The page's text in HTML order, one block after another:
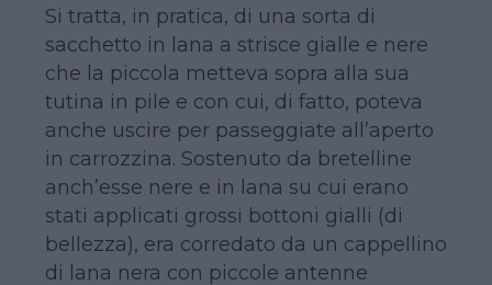
Si tratta, in pratica, di una sorta di
sacchetto in lana a strisce gialle e nere
che la piccola metteva sopra alla sua
tutina in pile e con cui, di fatto, poteva
anche uscire per passeggiate all’aperto
in carrozzina. Sostenuto da bretelline
anch’esse nere e in lana su cui erano
stati applicati grossi bottoni gialli (di
bellezza), era corredato da un cappellino
di lana nera con piccole antenne